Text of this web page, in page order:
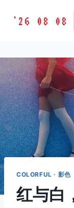
胶
味
道
LETSFILM
'26 08 08
COLORFUL · 影色
红与白